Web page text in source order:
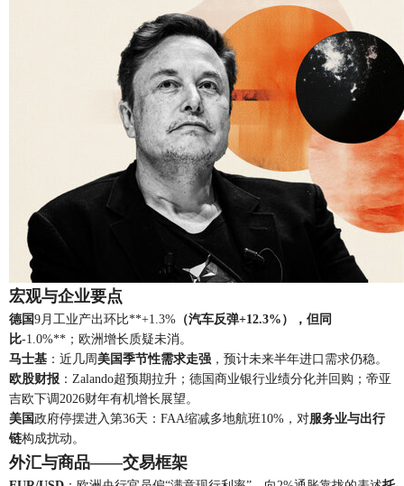
宏观与企业要点
德国9月工业产出环比**+1.3% （汽车反弹+12.3%），但同
比-1.0%**；欧洲增长质疑未消。
马士基 ：近几周 美国季节性需求走强 ，预计未来半年进口需求仍稳。
欧股财报 ：Zalando超预期拉升；德国商业银行业绩分化并回购；帝亚
吉欧下调2026财年有机增长展望。
美国政府停摆进入第36天：FAA缩减多地航班10%，对服务业与出行
链构成扰动。
外汇与商品——交易框架